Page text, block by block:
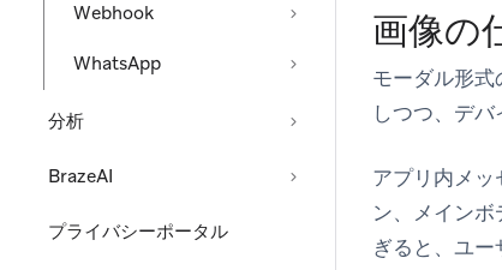
Webhook
WhatsApp
分析
BrazeAI
プライバシーポータル
画像の
モーダル形
しつつ、デ
アプリ内メ
ン、メイン
ぎると、ユー